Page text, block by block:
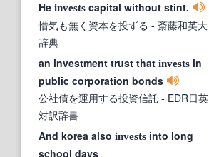
He invests capital without stint.
惜気も無く資本を投ずる - 斎藤和英大
辞典
an investment trust that invests in
public corporation bonds
公社債を運用する投資信託 - EDR日英
対訳辞書
And korea also invests into long
school days